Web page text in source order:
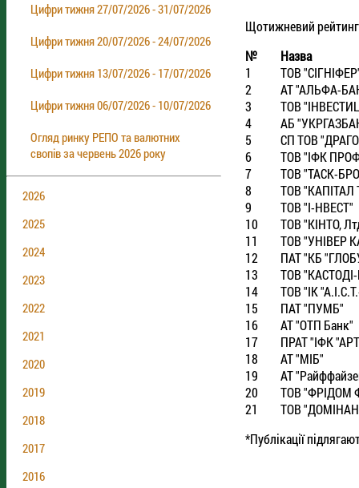
Цифри тижня 27/07/2026 - 31/07/2026
Цифри тижня 20/07/2026 - 24/07/2026
Цифри тижня 13/07/2026 - 17/07/2026
Цифри тижня 06/07/2026 - 10/07/2026
Огляд ринку РЕПО та валютних
свопів за червень 2026 року
2026
2025
2024
2023
2022
2021
2020
2019
2018
2017
2016
Щотижневий рейтинг
№
Назва
1
ТОВ
2
АТ "АЛЬФА-
3
ТОВ
4
АБ
5
СП ТОВ
6
ТОВ "IФК
7
ТОВ "ТАСК-
8
ТОВ "КАПIТАЛ
9
ТОВ "I-НВЕСТ"
10
ТОВ "КIНТО,
11
ТОВ "УНIВЕР
12
ПАТ "КБ
13
ТОВ
14
ТОВ "IК
15
ПАТ "ПУМБ"
16
АТ "ОТП Банк"
17
ПРАТ "IФК
18
АТ "МIБ"
19
АТ
20
ТОВ "ФРIДОМ
21
ТОВ
*Публікації